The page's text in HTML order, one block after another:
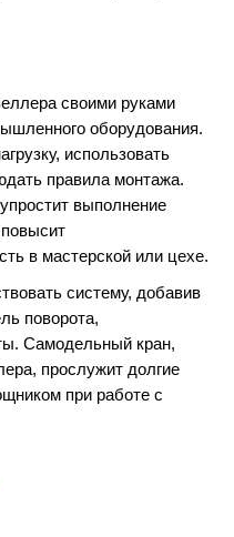
своими руками
оборудования.
использовать
правила монтажа.
выполнение
повысит
в мастерской или цехе.
систему, добавив
поворота,
Самодельный кран,
прослужит долгие
при работе с